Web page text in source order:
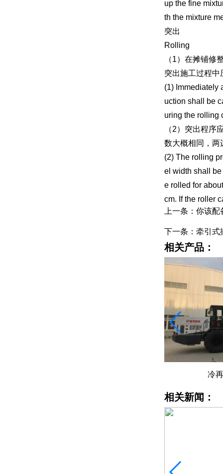
up the fine
th the mixture
突出
Rolling
（1）在摊铺修
突出施工过程中
(1) Immediately
uction shall be
uring the rolling
（2）突出程序
数大概相同，两
(2) The rolling
el width shall be
e rolled for
cm. If the roller
上一条：你该
下一条：牵引式
相关产品：
冷
相关新闻：